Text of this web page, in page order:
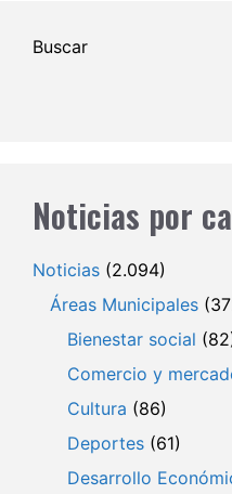
Buscar
Noticias por
Noticias (2.094)
Áreas Municipales
Bienestar social
Comercio y
Cultura (86)
Deportes (61)
Desarrollo